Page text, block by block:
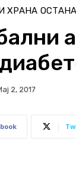
ХРАНА
2, 2017